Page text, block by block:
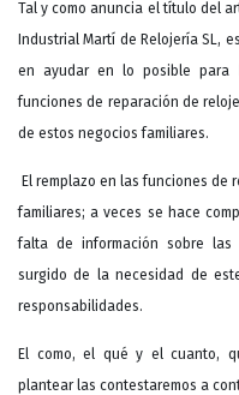
Tal y como anuncia el título del
Industrial Martí de Relojería SL,
en ayudar en lo posible para
funciones de reparación de
de estos negocios familiares.
El remplazo en las funciones de
familiares; a veces se hace
falta de información sobre las
surgido de la necesidad de
responsabilidades.
El como, el qué y el cuanto,
plantear las contestaremos a